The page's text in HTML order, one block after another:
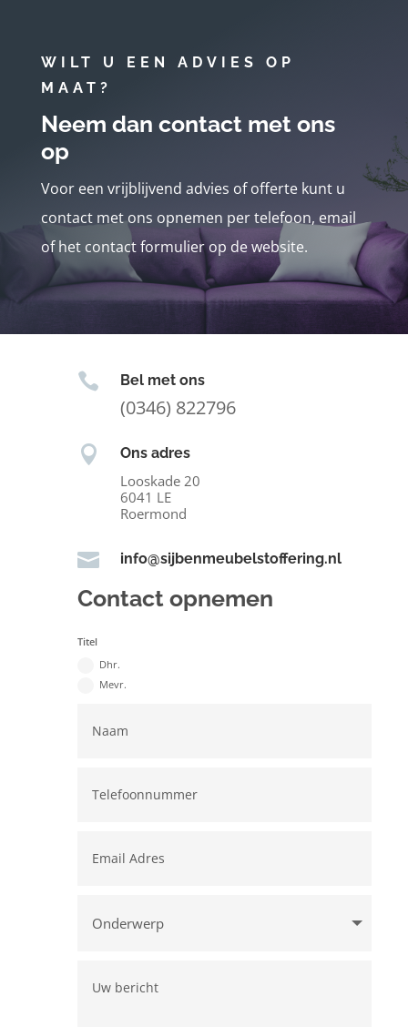
WILT U EEN ADVIES OP
MAAT?
Neem dan contact met ons
op
Voor een vrijblijvend advies of offerte kunt u
contact met ons opnemen per telefoon, email
of het contact formulier op de website.
 Bel met ons
(0346) 822796
 Ons adres
Looskade 20
6041 LE
Roermond
 info@sijbenmeubelstoffering.nl
Contact opnemen
Titel
Dhr.
Mevr.